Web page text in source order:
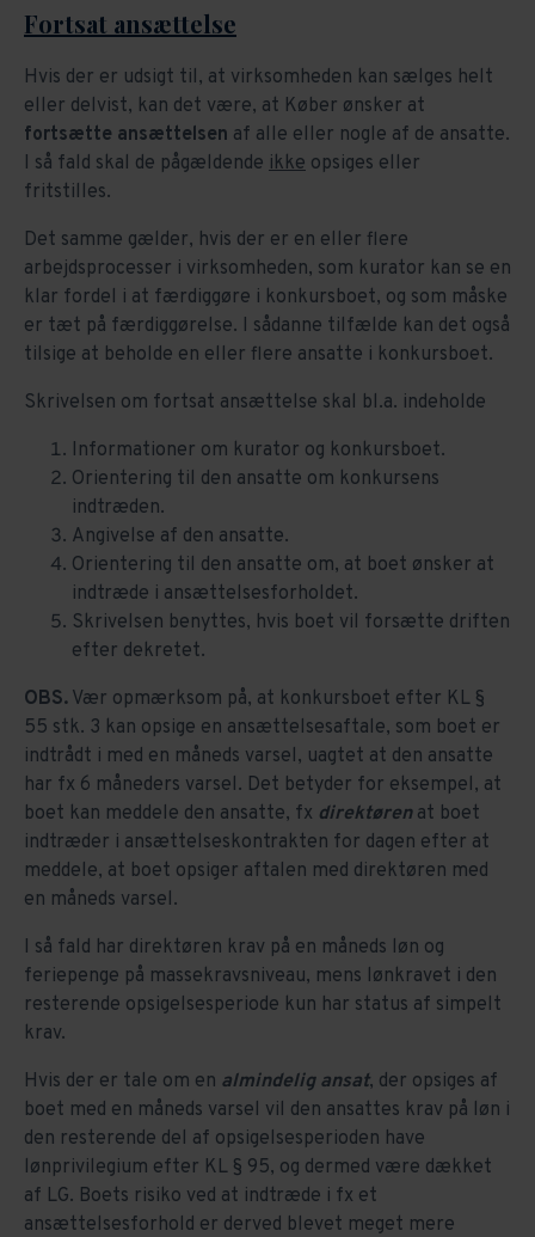
Fortsat ansættelse
Hvis der er udsigt til, at virksomheden kan sælges helt
eller delvist, kan det være, at Køber ønsker at
fortsætte ansættelsen af alle eller nogle af de ansatte.
I så fald skal de pågældende ikke opsiges eller
fritstilles.
Det samme gælder, hvis der er en eller flere
arbejdsprocesser i virksomheden, som kurator kan se en
klar fordel i at færdiggøre i konkursboet, og som måske
er tæt på færdiggørelse. I sådanne tilfælde kan det også
tilsige at beholde en eller flere ansatte i konkursboet.
Skrivelsen om fortsat ansættelse skal bl.a. indeholde
Informationer om kurator og konkursboet.
Orientering til den ansatte om konkursens
indtræden.
Angivelse af den ansatte.
Orientering til den ansatte om, at boet ønsker at
indtræde i ansættelsesforholdet.
Skrivelsen benyttes, hvis boet vil forsætte driften
efter dekretet.
OBS. Vær opmærksom på, at konkursboet efter KL §
55 stk. 3 kan opsige en ansættelsesaftale, som boet er
indtrådt i med en måneds varsel, uagtet at den ansatte
har fx 6 måneders varsel. Det betyder for eksempel, at
boet kan meddele den ansatte, fx direktørenat boet
indtræder i ansættelseskontrakten for dagen efter at
meddele, at boet opsiger aftalen med direktøren med
en måneds varsel.
I så fald har direktøren krav på en måneds løn og
feriepenge på massekravsniveau, mens lønkravet i den
resterende opsigelsesperiode kun har status af simpelt
krav.
Hvis der er tale om en almindelig ansat, der opsiges af
boet med en måneds varsel vil den ansattes krav på løn i
den resterende del af opsigelsesperioden have
lønprivilegium efter KL § 95, og dermed være dækket
af LG. Boets risiko ved at indtræde i fx et
ansættelsesforhold er derved blevet meget mere